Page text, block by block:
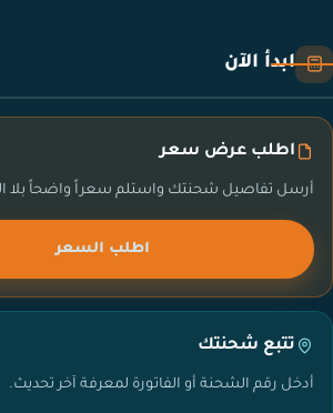
ابدأ الآن
اطلب عرض سعر
أرسل تفاصيل شحنتك واستلم سعراً واضحاً بلا
اطلب السعر
تتبع شحنتك
أدخل رقم الشحنة أو الفاتورة لمعرفة آخر تحديث.